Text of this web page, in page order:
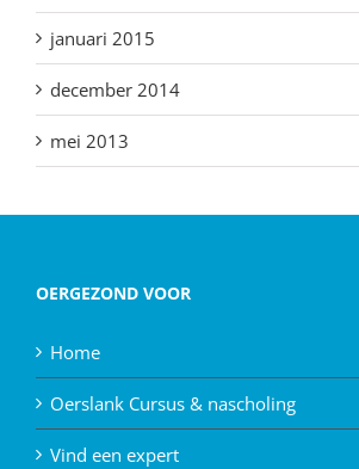
januari 2015
december 2014
mei 2013
OERGEZOND VOOR
Home
Oerslank Cursus & nascholing
Vind een expert